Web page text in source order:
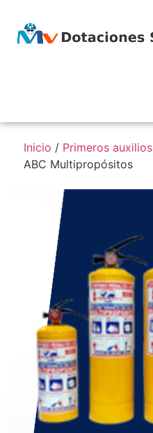
Inicio / Primeros auxilios
ABC Multipropósitos